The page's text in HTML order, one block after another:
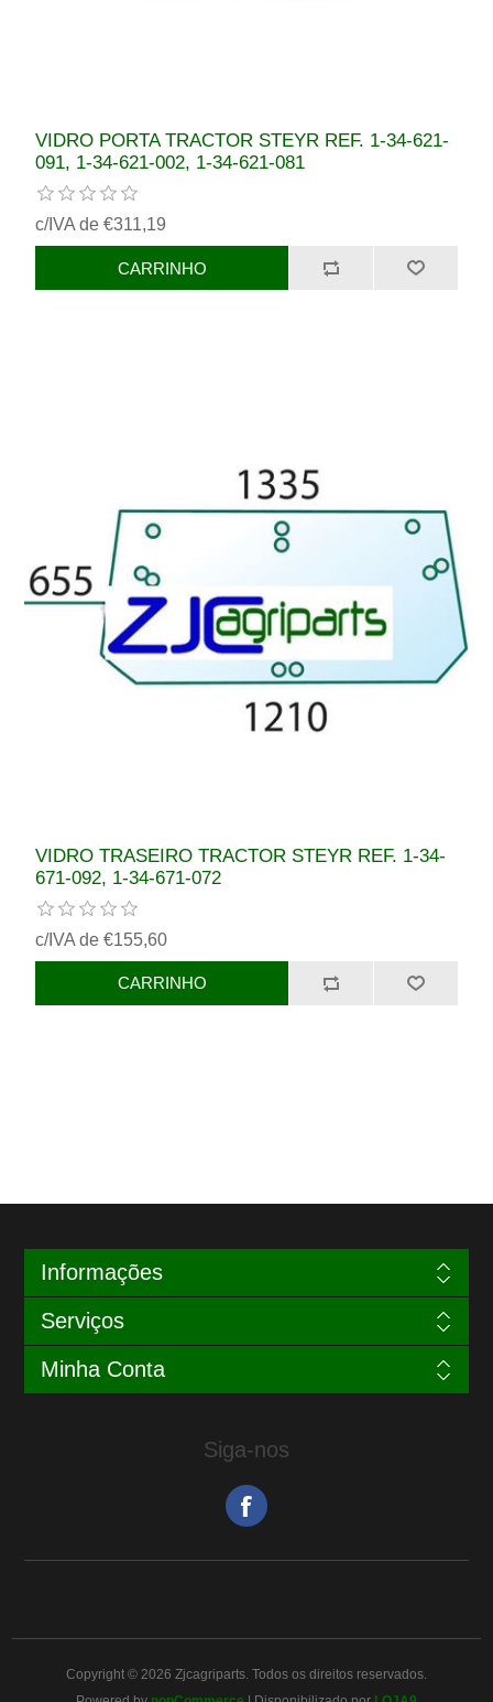
VIDRO PORTA TRACTOR STEYR REF. 1-34-621-
091, 1-34-621-002, 1-34-621-081
c/IVA de €311,19
VIDRO TRASEIRO TRACTOR STEYR REF. 1-34-
671-092, 1-34-671-072
c/IVA de €155,60
Informações
Serviços
Minha Conta
Siga-nos
Copyright © 2026 Zjcagriparts. Todos os direitos reservados.